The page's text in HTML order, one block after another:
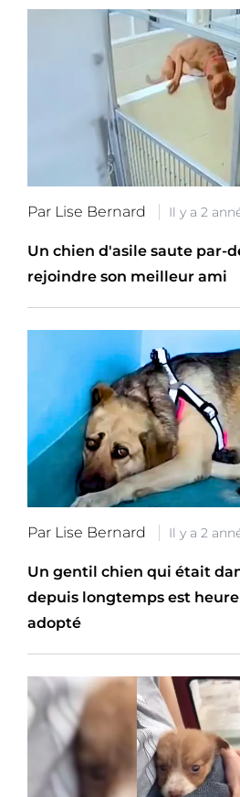
Par Lise Bernard Il y a 2
Un chien d'asile saute par-
rejoindre son meilleur ami
Par Lise Bernard Il y a 2
Un gentil chien qui était
depuis longtemps est
adopté